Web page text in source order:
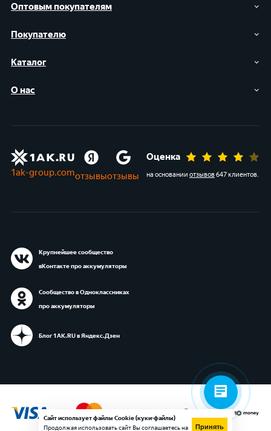
Сайт использует файлы Cookie (куки-файлы)
Продолжая использовать сайт Вы соглашаетесь на
Принять
Оптовым покупателям
Покупателю
Каталог
О нас
1ak-group.comотзывыотзывы
Оценка
на основании отзывов647 клиентов.
Крупнейшее сообщество
вКонтакте про аккумуляторы
Сообщество в Одноклассниках
про аккумуляторы
Блог 1АК.RU в Яндекс.Дзен